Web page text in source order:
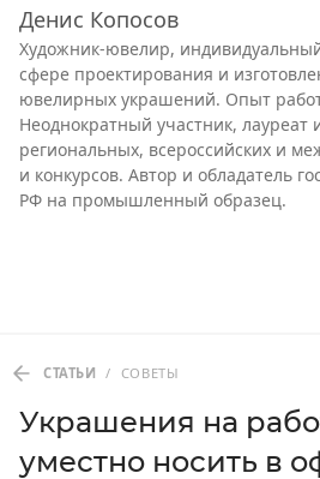
Денис Копосов
Художник-ювелир,
сфере проектирования и
ювелирных украшений. Опыт
Неоднократный участник, лауреат
региональных, всероссийских и
и конкурсов. Автор и обладатель
РФ на промышленный образец.
СТАТЬИ / СОВЕТЫ
Украшения на
уместно носить в